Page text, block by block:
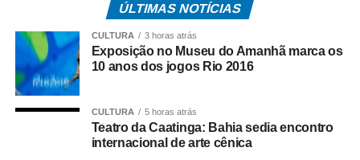
enfraquecendo a estrutura da organização criminosa.
O trabalho é resultado de investigações conduzidas pela
equipe da Delegacia de Rosário Oeste, que reuniram
elementos indicando o envolvimento dos suspeitos com o
A ação contou com apoio de equipes da Regional de
ÚLTIMAS NOTÍCIAS
CULTURA 3 horas atrás
Exposição no Museu do Amanhã marca os
10 anos dos jogos Rio 2016
CULTURA 5 horas atrás
Teatro da Caatinga: Bahia sedia encontro
internacional de arte cênica